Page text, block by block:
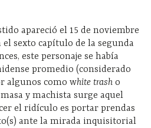
apareció el 15 de noviembre
el sexto capítulo de la segunda
este personaje se había
promedio (considerado
algunos como white trash o
y machista surge aquel
el ridículo es portar prendas
ante la mirada inquisitorial